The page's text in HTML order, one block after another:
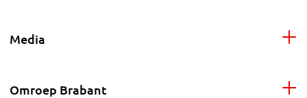
Media
Omroep Brabant